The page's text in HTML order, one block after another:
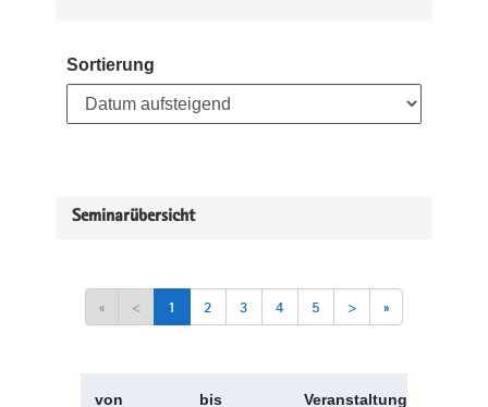
Sortierung
Seminarübersicht
« < 1 2 3 4 5 > »
von bis Veranstaltungskürzel